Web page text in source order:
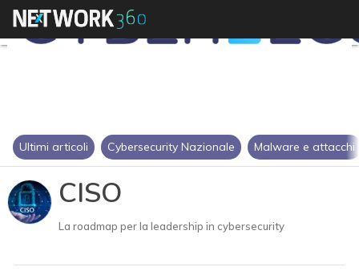
Ultimi articoli Cybersecurity Nazionale Malware e attacchi
CISO
La roadmap per la leadership in cybersecurity